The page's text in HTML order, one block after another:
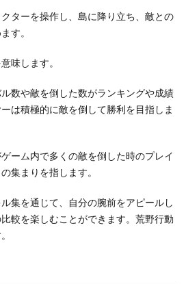
ターを操作し、島に降り立ち、敵との
す。
味します。
数や敵を倒した数がランキングや成績
は積極的に敵を倒して勝利を目指しま
ーム内で多くの敵を倒した時のプレイ
集まりを指します。
集を通じて、自分の腕前をアピールし
較を楽しむことができます。荒野行動